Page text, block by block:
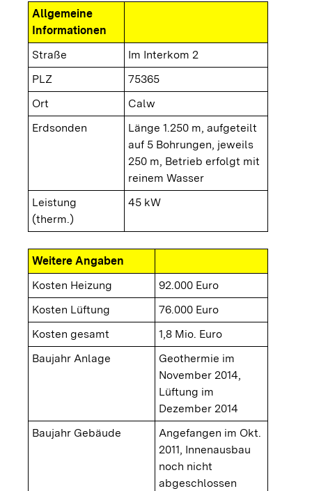
Allgemeine
Informationen
Straße
Im Interkom 2
PLZ
75365
Ort
Calw
Erdsonden
Länge 1.250 m, aufgeteilt
auf 5 Bohrungen, jeweils
250 m, Betrieb erfolgt mit
reinem Wasser
Leistung
(therm.)
45 kW
Weitere Angaben
Kosten Heizung
92.000 Euro
Kosten Lüftung
76.000 Euro
Kosten gesamt
1,8 Mio. Euro
Baujahr Anlage
Geothermie im
November 2014,
Lüftung im
Dezember 2014
Baujahr Gebäude
Angefangen im Okt.
2011, Innenausbau
noch nicht
abgeschlossen